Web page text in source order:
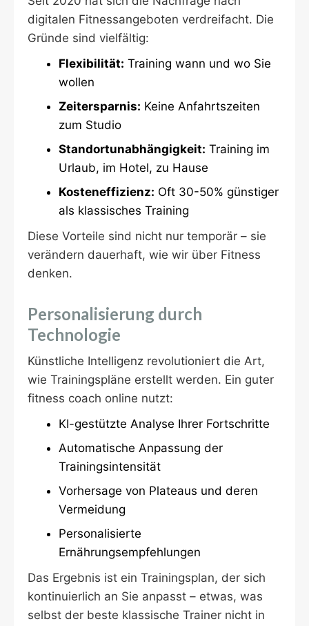
digitalen Fitnessangeboten verdreifacht. Die
Gründe sind vielfältig:
Flexibilität: Training wann und wo Sie
wollen
Zeitersparnis: Keine Anfahrtszeiten
zum Studio
Standortunabhängigkeit: Training im
Urlaub, im Hotel, zu Hause
Kosteneffizienz: Oft 30-50% günstiger
als klassisches Training
Diese Vorteile sind nicht nur temporär – sie
verändern dauerhaft, wie wir über Fitness
denken.
Personalisierung durch
Technologie
Künstliche Intelligenz revolutioniert die Art,
wie Trainingspläne erstellt werden. Ein guter
fitness coach online nutzt:
KI-gestützte Analyse Ihrer Fortschritte
Automatische Anpassung der
Trainingsintensität
Vorhersage von Plateaus und deren
Vermeidung
Personalisierte
Ernährungsempfehlungen
Das Ergebnis ist ein Trainingsplan, der sich
kontinuierlich an Sie anpasst – etwas, was
selbst der beste klassische Trainer nicht in